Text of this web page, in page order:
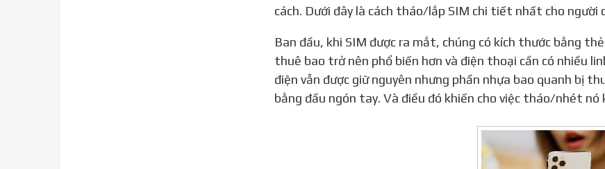
cách. Dưới đây là cách tháo/lắp SIM chi tiết nhất cho người
Ban đầu, khi SIM được ra mắt, chúng có kích thước bằng thẻ tín dụng và khó bị mất. Khi mô-đun nhận dạng
thuê bao trở nên phổ biến hơn và điện thoại cần có nhiều
điện vẫn được giữ nguyên nhưng phần nhựa bao quanh bị
bằng đầu ngón tay. Và điều đó khiến cho việc tháo/nhét nó